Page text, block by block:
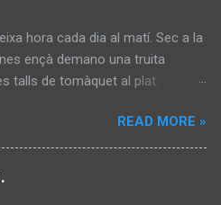
hora cada dia al matí. Sec a la
ençà demano una truita
talls de tomàquet al plat.
Per fer baixar l’esmorzar
ja hi son, altres no. Seuen el
taula al costat de la finestra.
READ MORE »